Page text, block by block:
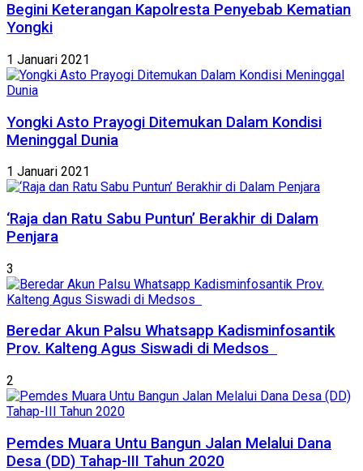
Begini Keterangan Kapolresta Penyebab Kematian
Yongki
1 Januari 2021
Yongki Asto Prayogi Ditemukan Dalam Kondisi
Meninggal Dunia
1 Januari 2021
‘Raja dan Ratu Sabu Puntun’ Berakhir di Dalam
Penjara
3
Beredar Akun Palsu Whatsapp Kadisminfosantik
Prov. Kalteng Agus Siswadi di Medsos
2
Pemdes Muara Untu Bangun Jalan Melalui Dana
Desa (DD) Tahap-III Tahun 2020